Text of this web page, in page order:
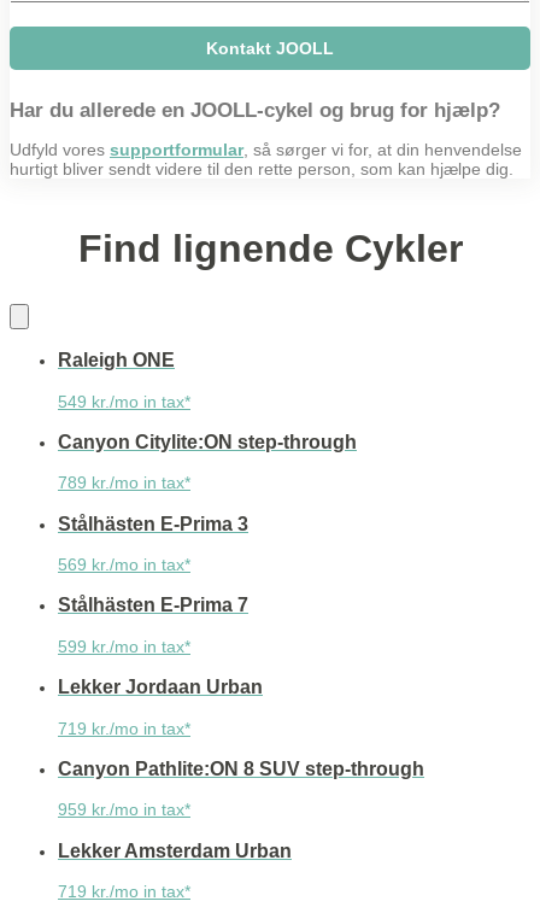
Kontakt JOOLL
Har du allerede en JOOLL-cykel og brug for hjælp?
Udfyld vores supportformular, så sørger vi for, at din henvendelse
hurtigt bliver sendt videre til den rette person, som kan hjælpe dig.
Find lignende Cykler
Raleigh ONE
549 kr./mo in tax*
Canyon Citylite:ON step-through
789 kr./mo in tax*
Stålhästen E-Prima 3
569 kr./mo in tax*
Stålhästen E-Prima 7
599 kr./mo in tax*
Lekker Jordaan Urban
719 kr./mo in tax*
Canyon Pathlite:ON 8 SUV step-through
959 kr./mo in tax*
Lekker Amsterdam Urban
719 kr./mo in tax*